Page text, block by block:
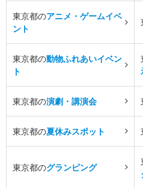
東京都のアニメ・ゲームイベ
ント
東京都の動物ふれあいイベン
ト
東京都の演劇・講演会
東京都の夏休みスポット
東京都のグランピング